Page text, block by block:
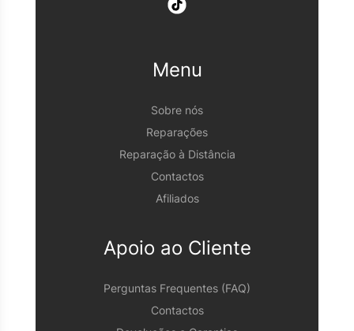
Menu
Sobre nós
Reparações
Reparação à Distância
Contactos
Afiliados
Apoio ao Cliente
Perguntas Frequentes (FAQ)
Contactos